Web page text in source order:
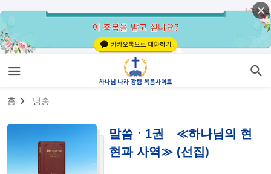
홈 낭송
말씀ㆍ1권 ≪하나님의 현
현과 사역≫ (선집)